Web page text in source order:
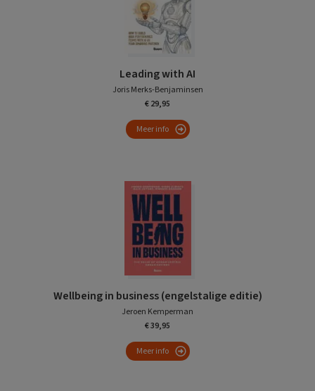
Leading with AI
Joris Merks-Benjaminsen
€ 29,95
Meer info
Wellbeing in business (engelstalige editie)
Jeroen Kemperman
€ 39,95
Meer info